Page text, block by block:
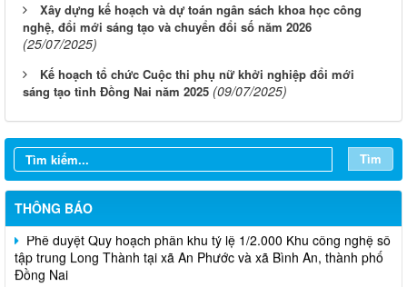
Xây dựng kế hoạch và dự toán ngân sách khoa học công
nghệ, đổi mới sáng tạo và chuyển đổi số năm 2026
(25/07/2025)
Kế hoạch tổ chức Cuộc thi phụ nữ khởi nghiệp đổi mới
sáng tạo tỉnh Đồng Nai năm 2025 (09/07/2025)
Tìm
THÔNG BÁO
Thông báo Tuyển chọn tổ chức và cá nhân chủ trì thực hiện
sách nhà nước đặt hàng thực hiện năm 2026 (đợt 1) lần 3
Thông báo Kế hoạch mở hồ sơ tham gia Tuyển chọn tổ chức và
cá nhân chủ trì thực hiện nhiệm vụ khoa học và công nghệ thực
hiện năm 2026 (đợt 1) lần 2
Phê duyệt Quy hoạch phân khu tỷ lệ 1/2.000 Khu công nghệ số
tập trung Long Thành tại xã An Phước và xã Bình An, thành phố
Đồng Nai